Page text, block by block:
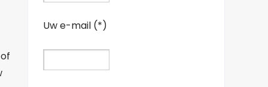
Uw e-mail (*)